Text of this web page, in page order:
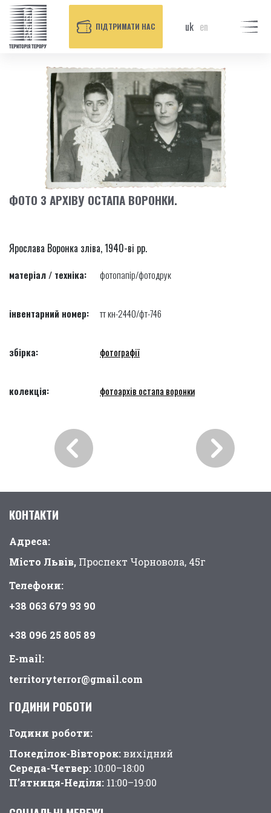
ПІДТРИМАТИ НАС uk en
ФОТО З АРХІВУ ОСТАПА ВОРОНКИ.
Ярослава Воронка зліва, 1940-ві рр.
матеріал / техніка: фотопапір/фотодрук
інвентарний номер: тт кн-2440/фт-746
збірка: фотографії
колекція: фотоархів остапа воронки
КОНТАКТИ
Адреса:
Місто Львів, Проспект Чорновола, 45г
Телефони:
+38 063 679 93 90
+38 096 25 805 89
E-mail:
territoryterror@gmail.com
ГОДИНИ РОБОТИ
Години pоботи:
Понеділок-Вівторок:вихідний
Середа-Четвер: 10:00–18:00
П’ятниця-Неділя: 11:00–19:00